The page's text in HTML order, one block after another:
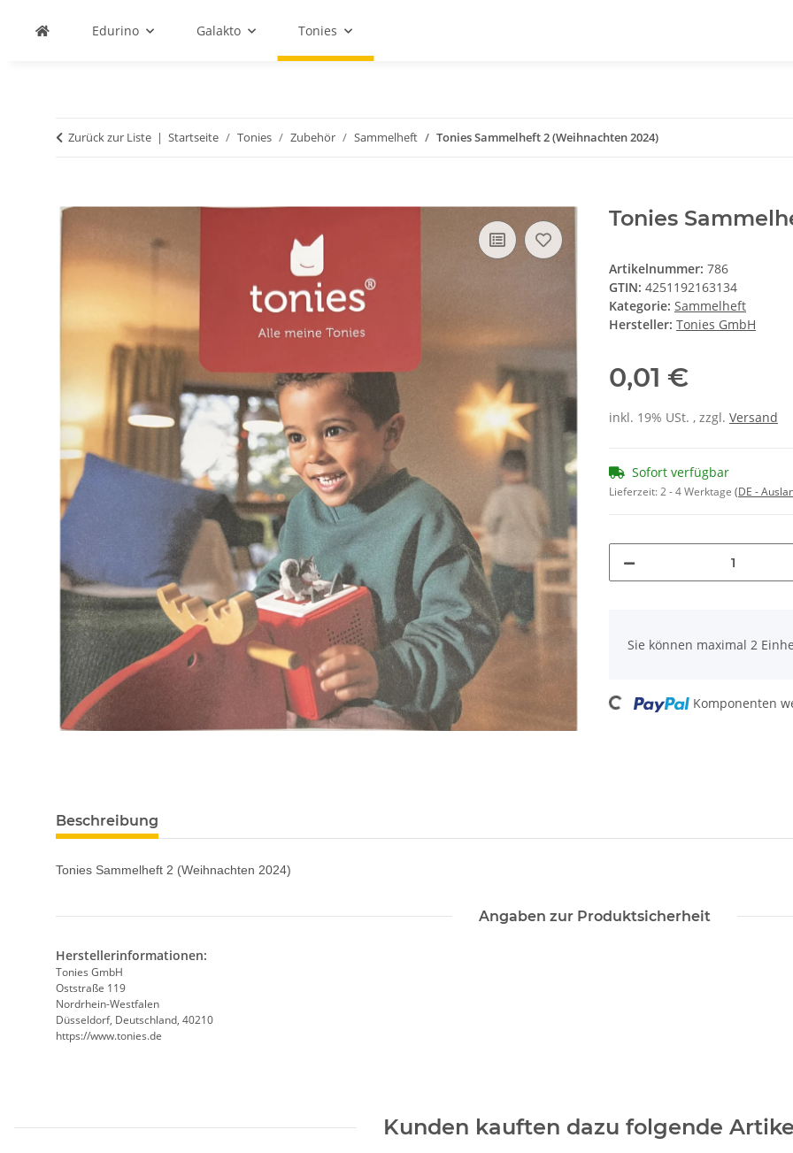
Edurino Galakto Tonies
Zurück zur Liste Startseite Tonies Zubehör Sammelheft Tonies Sammelheft 2 (Weihnachten 2024)
Tonies
Artikelnummer: 786
GTIN: 4251192163134
Kategorie: Sammelheft
Hersteller: Tonies GmbH
0,01 €
inkl. 19% USt. , zzgl. Versand
Sofort verfügbar
Lieferzeit:2 - 4 Werktage (DE -
Sie können maximal 2
Loading... Komponenten
Beschreibung
Tonies Sammelheft 2 (Weihnachten 2024)
Angaben zur Produktsicherheit
Herstellerinformationen:
Tonies GmbH
Oststraße 119
Nordrhein-Westfalen
Düsseldorf, Deutschland, 40210
https://www.tonies.de
Kunden kauften dazu folgende